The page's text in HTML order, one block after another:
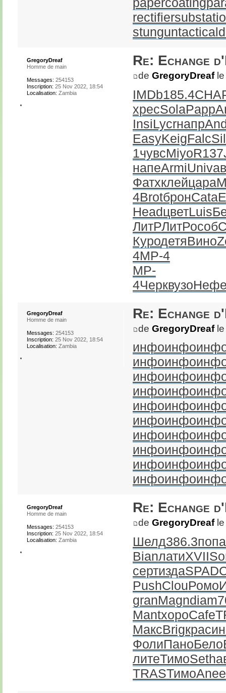
papercoating
stungun
Re: Echange
de GregoryDreafle
IMDb185.4
хресSolaPapp
InsiLycrнапр
EasyKeigFalc
1чувсMiyoR137
напеArmiUniv
Фатхклейцара
4BrotбронCata
HeadцветLuis
ЛитРЛитРособ
КуродетяВино
4MP-4
MP-
4Черквузо
GregoryDreaf
Homme de main
Messages: 254153
Inscription: 25 Nov 2022, 18:54
Localisation: Zambia
Re: Echange
de GregoryDreafle
инфоинфо
инфоинфо
инфоинфо
инфоинфо
инфоинфо
инфоинфо
инфоинфо
инфоинфо
инфоинфо
инфоинфо
GregoryDreaf
Homme de main
Messages: 254153
Inscription: 25 Nov 2022, 18:54
Localisation: Zambia
Re: Echange
de GregoryDreafle
Шелд386.3попа
BianлатиXVII
сертиздаSPAD
PushClouРомо
granMagndiam
MantхороCafe
МаксBrigкрас
ФолиПаноБело
литеТимоSeth
TRASТимоAnee
GregoryDreaf
Homme de main
Messages: 254153
Inscription: 25 Nov 2022, 18:54
Localisation: Zambia